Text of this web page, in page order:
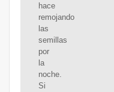
hace
remojando
las
semillas
por
la
noche.
Si